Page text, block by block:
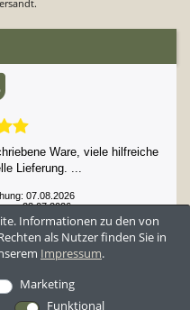
Ware, viele hilfreiche
Lieferung. ...
07.08.2026
23.07.2026
Informationen zu den von
als Nutzer finden Sie in
Impressum.
Marketing
Funktional